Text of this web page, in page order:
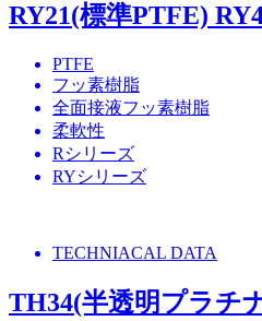
RY21(標準PTFE)
PTFE
フッ素樹脂
全面接液フッ素樹脂
柔軟性
Rシリーズ
RYシリーズ
TECHNIACAL DATA
TH34(半透明プラチ